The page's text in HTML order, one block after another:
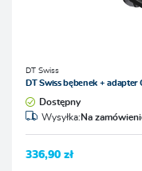
DT Swiss
DT Swiss bębenek + adapter
Dostępny
Wysyłka:Na
336,90 zł